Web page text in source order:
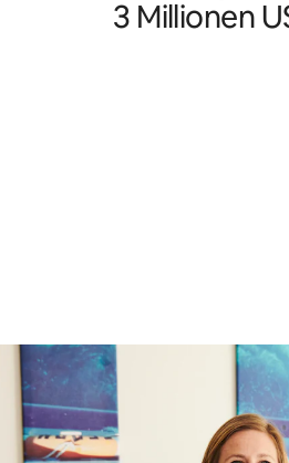
3 Millionen